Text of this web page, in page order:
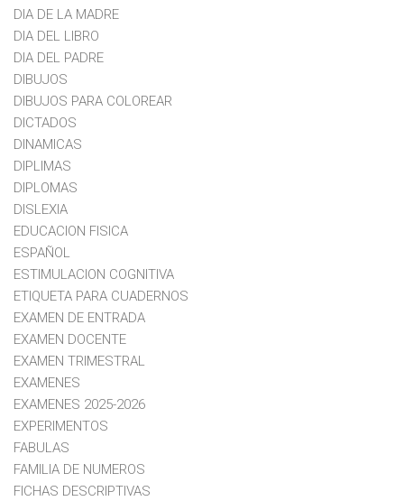
DIA DE LA MADRE
DIA DEL LIBRO
DIA DEL PADRE
DIBUJOS
DIBUJOS PARA COLOREAR
DICTADOS
DINAMICAS
DIPLIMAS
DIPLOMAS
DISLEXIA
EDUCACION FISICA
ESPAÑOL
ESTIMULACION COGNITIVA
ETIQUETA PARA CUADERNOS
EXAMEN DE ENTRADA
EXAMEN DOCENTE
EXAMEN TRIMESTRAL
EXAMENES
EXAMENES 2025-2026
EXPERIMENTOS
FABULAS
FAMILIA DE NUMEROS
FICHAS DESCRIPTIVAS